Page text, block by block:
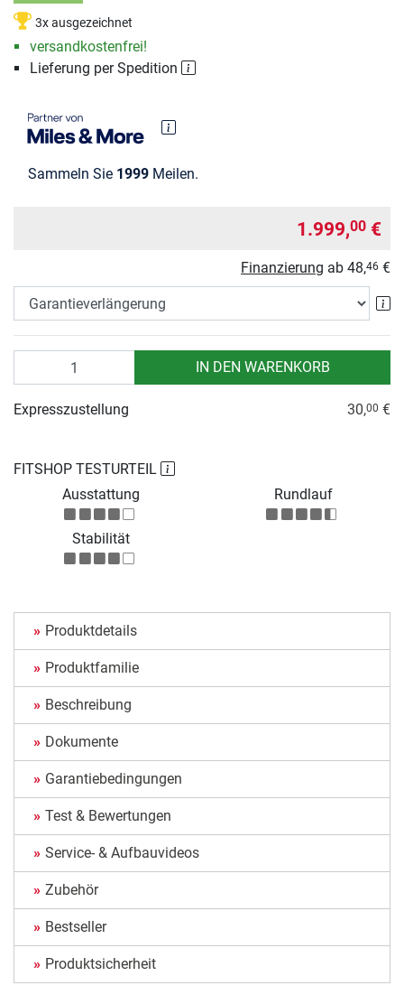
3x ausgezeichnet
versandkostenfrei!
Lieferung per Spedition
Sammeln Sie 1999 Meilen.
1.999,00 €
Finanzierung ab 48,46 €
IN DEN WARENKORB
FITSHOP TESTURTEIL
Ausstattung
Rundlauf
Stabilität
Expresszustellung 30,00 €
Produktdetails
Produktfamilie
Beschreibung
Dokumente
Garantiebedingungen
Test & Bewertungen
Service- & Aufbauvideos
Zubehör
Bestseller
Produktsicherheit